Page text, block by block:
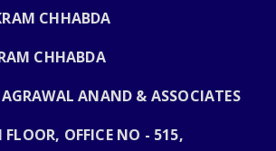
CHHABDA
CHHABDA
ANAND & ASSOCIATES
OFFICE NO - 515,